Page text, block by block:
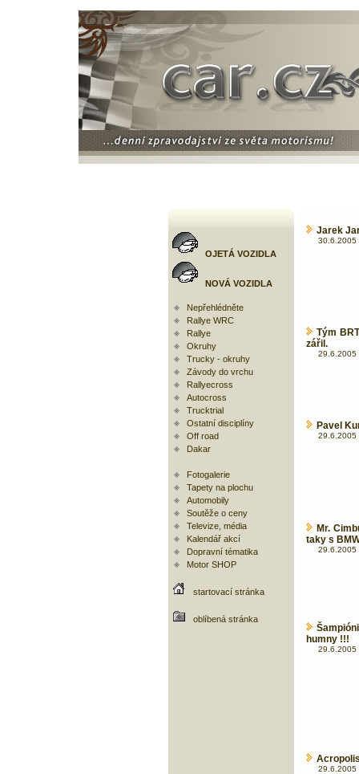
OJETÁ VOZIDLA
NOVÁ VOZIDLA
Nepřehlédněte
Rallye WRC
Rallye
Okruhy
Trucky - okruhy
Závody do vrchu
Rallyecross
Autocross
Trucktrial
Ostatní disciplíny
Off road
Dakar
Fotogalerie
Tapety na plochu
Automobily
Soutěže o ceny
Televize, média
Kalendář akcí
Dopravní tématika
Motor SHOP
startovací stránka
oblíbená stránka
Jarek
30.6.2005
Tým
zářil.
29.6.2005
Pavel
29.6.2005
Mr.
taky s
29.6.2005
humny !!!
29.6.2005
29.6.2005